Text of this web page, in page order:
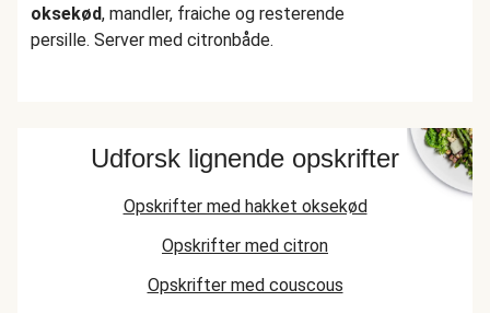
oksekød, mandler, fraiche og resterende
persille. Server med citronbåde.
Udforsk lignende opskrifter
Opskrifter med hakket oksekød
Opskrifter med citron
Opskrifter med couscous